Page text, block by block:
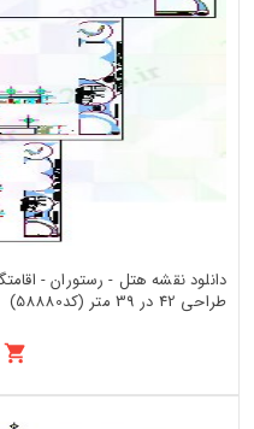
دانلود نقشه هتل - رستوران -
طراحی 42 در 39 متر (کد58880)